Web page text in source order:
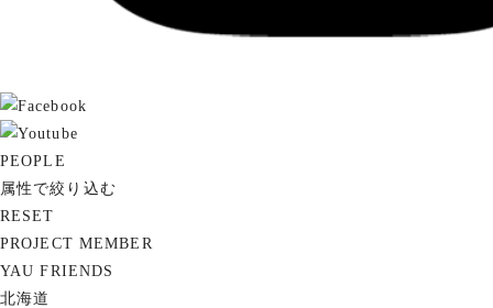
PEOPLE
属性で絞り込む
RESET
PROJECT MEMBER
YAU FRIENDS
北海道